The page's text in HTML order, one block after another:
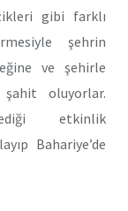
gibi farklı
şehrin
ve şehirle
oluyorlar.
etkinlik
Bahariye’de